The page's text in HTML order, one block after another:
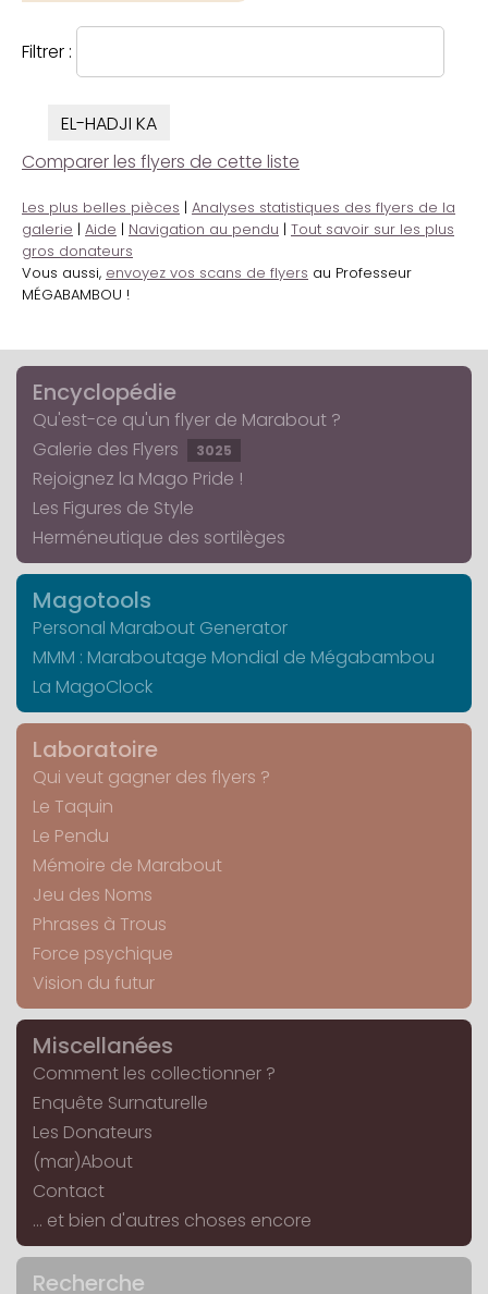
Filtrer :
EL-HADJI KA
Comparer les flyers de cette liste
Les plus belles pièces | Analyses statistiques des flyers de la
galerie | Aide | Navigation au pendu | Tout savoir sur les plus
gros donateurs
Vous aussi, envoyez vos scans de flyers au Professeur
MÉGABAMBOU !
Encyclopédie
Qu'est-ce qu'un flyer de Marabout ?
Galerie des Flyers
3025
Rejoignez la Mago Pride !
Les Figures de Style
Herméneutique des sortilèges
Magotools
Personal Marabout Generator
MMM : Maraboutage Mondial de Mégabambou
La MagoClock
Laboratoire
Qui veut gagner des flyers ?
Le Taquin
Le Pendu
Mémoire de Marabout
Jeu des Noms
Phrases à Trous
Force psychique
Vision du futur
Miscellanées
Comment les collectionner ?
Enquête Surnaturelle
Les Donateurs
(mar)About
Contact
... et bien d'autres choses encore
Recherche